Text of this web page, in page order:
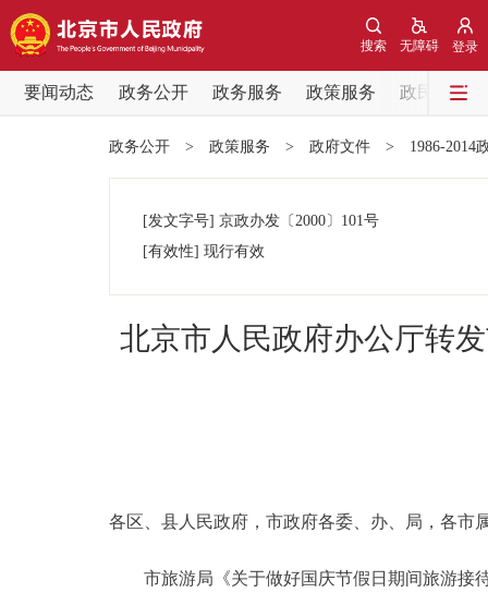
登录
无障碍
搜索
要闻动态 政务公开 政务服务 政策服务
政民互动
党中央精神
政务公开 > 政策服务 > 政府文件 > 1986-2014
[发文字号] 京政办发 〔2000〕 101号
[有效性] 现行有效
北京市人民政府办公厅转
各区、县人民政府，市政府各委、办、局，各市
市旅游局《关于做好国庆节假日期间旅游接